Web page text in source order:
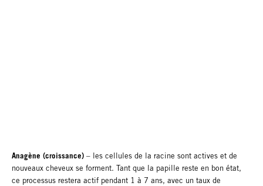
Anagène (croissance) – les cellules de la racine sont actives et de
nouveaux cheveux se forment. Tant que la papille reste en bon état,
ce processus restera actif pendant 1 à 7 ans, avec un taux de